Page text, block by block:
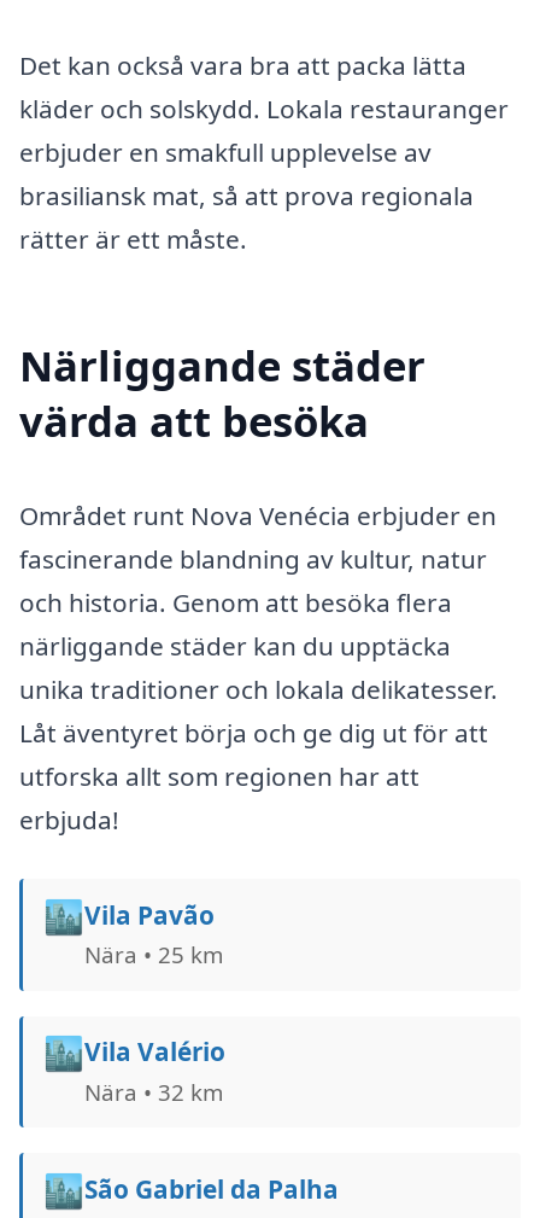
Det kan också vara bra att packa lätta
kläder och solskydd. Lokala restauranger
erbjuder en smakfull upplevelse av
brasiliansk mat, så att prova regionala
rätter är ett måste.
Närliggande städer
värda att besöka
Området runt Nova Venécia erbjuder en
fascinerande blandning av kultur, natur
och historia. Genom att besöka flera
närliggande städer kan du upptäcka
unika traditioner och lokala delikatesser.
Låt äventyret börja och ge dig ut för att
utforska allt som regionen har att
erbjuda!
🏙️Vila Pavão
Nära • 25 km
🏙️Vila Valério
Nära • 32 km
🏙️São Gabriel da Palha